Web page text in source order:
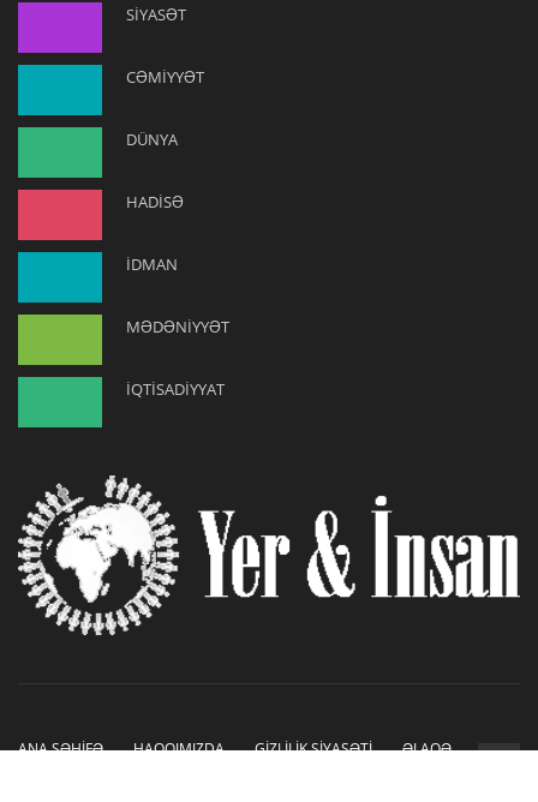
SİYASƏT
CƏMİYYƏT
DÜNYA
HADİSƏ
İDMAN
MƏDƏNİYYƏT
İQTİSADİYYAT
ANA SƏHİFƏ HAQQIMIZDA GİZLİLİK SİYASƏTİ
ƏLAQƏ